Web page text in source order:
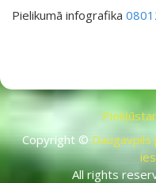
Pielikumā infografika
Copyright ©
All rights